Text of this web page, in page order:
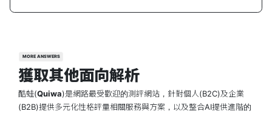
MORE ANSWERS
獲取其他面向解析
酷蛙(Quiwa)是網路最受歡迎的測評網站，針對個人(B2C)及企業
(B2B)提供多元化性格評量相關服務與方案，以及整合AI提供進階的